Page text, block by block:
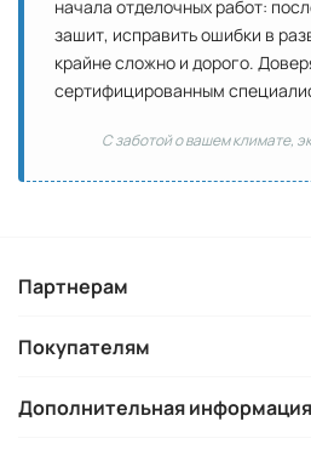
начала отделочных работ:
зашит, исправить ошибки в
крайне сложно и дорого.
сертифицированным
С заботой о вашем климате,
Партнерам
Покупателям
Дополнительная информация